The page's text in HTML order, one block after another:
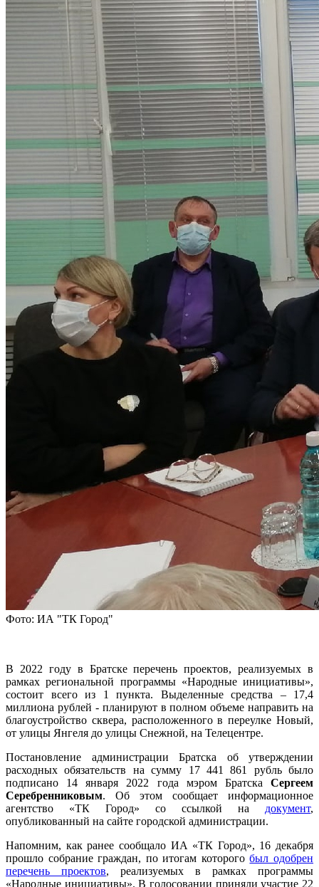
Фото: ИА "ТК Город"
В 2022 году в Братске перечень проектов, реализуемых в
рамках региональной программы «Народные инициативы»,
состоит всего из 1 пункта. Выделенные средства – 17,4
миллиона рублей - планируют в полном объеме направить на
благоустройство сквера, расположенного в переулке Новый,
от улицы Янгеля до улицы Снежной, на Телецентре.
Постановление администрации Братска об утверждении
расходных обязательств на сумму 17 441 861 рубль было
подписано 14 января 2022 года мэром Братска Сергеем
Серебренниковым. Об этом сообщает информационное
агентство «ТК Город» со ссылкой на документ,
опубликованный на сайте городской администрации.
Напомним, как ранее сообщало ИА «ТК Город», 16 декабря
прошло собрание граждан, по итогам которогобыл одобрен
перечень проектов, реализуемых в рамках программы
«Народные инициативы». В голосовании приняли участие 22